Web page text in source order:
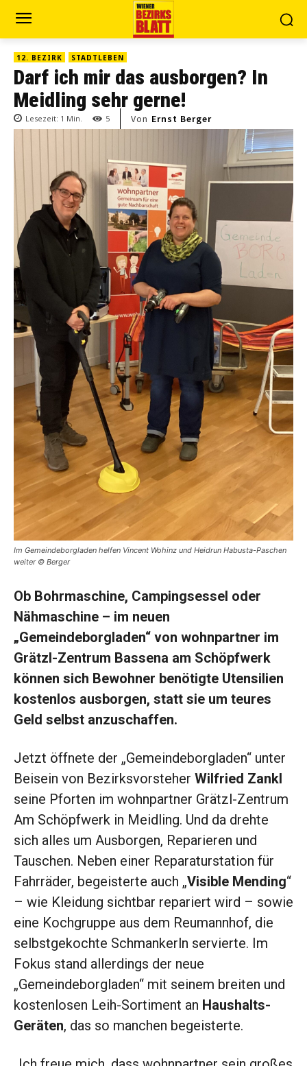
12. BEZIRK STADTLEBEN
Darf ich mir das ausborgen? In
Meidling sehr gerne!
Lesezeit: 1 Min. 5 Von Ernst Berger
Im Gemeindeborgladen helfen Vincent Wohinz und Heidrun Habusta-Paschen
weiter © Berger
Ob Bohrmaschine, Campingsessel oder
Nähmaschine – im neuen
„Gemeindeborgladen“ von wohnpartner im
Grätzl-Zentrum Bassena am Schöpfwerk
können sich Bewohner benötigte Utensilien
kostenlos ausborgen, statt sie um teures
Geld selbst anzuschaffen.
Jetzt öffnete der „Gemeindeborgladen“ unter
Beisein von Bezirksvorsteher Wilfried Zankl
seine Pforten im wohnpartner Grätzl-Zentrum
Am Schöpfwerk in Meidling. Und da drehte
sich alles um Ausborgen, Reparieren und
Tauschen. Neben einer Reparaturstation für
Fahrräder, begeisterte auch „Visible Mending“
– wie Kleidung sichtbar repariert wird – sowie
eine Kochgruppe aus dem Reumannhof, die
selbstgekochte Schmankerln servierte. Im
Fokus stand allerdings der neue
„Gemeindeborgladen“ mit seinem breiten und
kostenlosen Leih-Sortiment an Haushalts-
Geräten, das so manchen begeisterte.